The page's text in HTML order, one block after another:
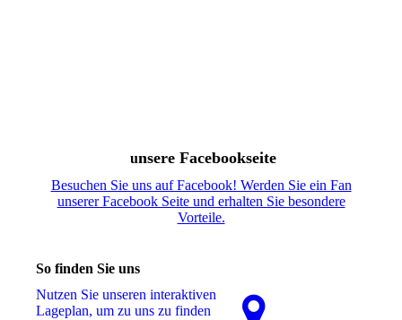
unsere Facebookseite
Besuchen Sie uns auf Facebook! Werden Sie ein Fan
unserer Facebook Seite und erhalten Sie besondere
Vorteile.
So finden Sie uns
Nutzen Sie unseren interaktiven
La­ge­plan, um zu uns zu finden